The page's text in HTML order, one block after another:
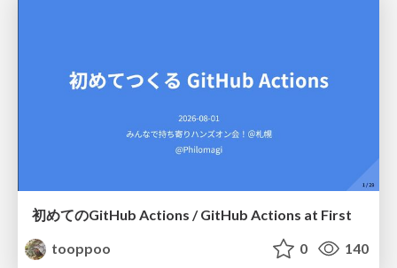
初めてのGitHub Actions / GitHub Actions at First
tooppoo
0 140